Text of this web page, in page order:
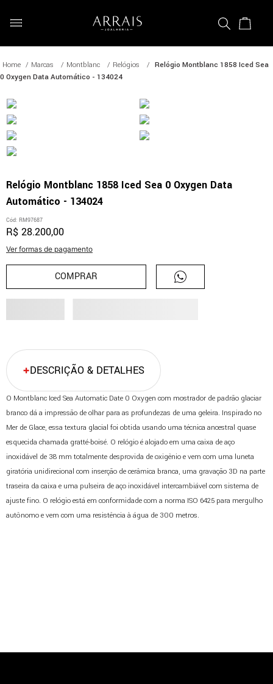
Marcas Montblanc Relógios
Relógio Montblanc 1858 Iced Sea
0 Oxygen Data Automático - 134024
Relógio Montblanc 1858 Iced Sea 0 Oxygen Data
Automático - 134024
Cód: RM97687
R$ 28.200,00
Ver formas de pagamento
COMPRAR
DESCRIÇÃO & DETALHES
O Montblanc Iced Sea Automatic Date 0 Oxygen com mostrador de padrão glaciar
branco dá a impressão de olhar para as profundezas de uma geleira. Inspirado no
Mer de Glace, essa textura glacial foi obtida usando uma técnica ancestral quase
esquecida chamada gratté-boisé. O relógio é alojado em uma caixa de aço
inoxidável de 38 mm totalmente desprovida de oxigênio e vem com uma luneta
giratória unidirecional com inserção de cerâmica branca, uma gravação 3D na parte
traseira da caixa e uma pulseira de aço inoxidável intercambiável com sistema de
ajuste fino. O relógio está em conformidade com a norma ISO 6425 para mergulho
autônomo e vem com uma resistência à água de 300 metros.